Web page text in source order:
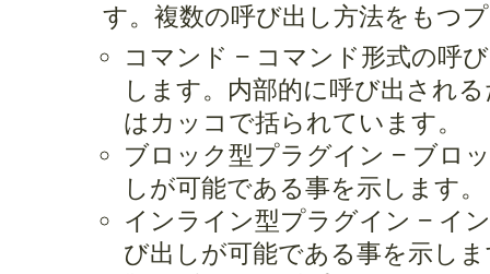
す。複数の呼び出し方法をもつ
コマンド − コマンド形式の呼
します。内部的に呼び出され
はカッコで括られています。
ブロック型プラグイン − ブロ
しが可能である事を示します。
インライン型プラグイン − イ
び出しが可能である事を示し